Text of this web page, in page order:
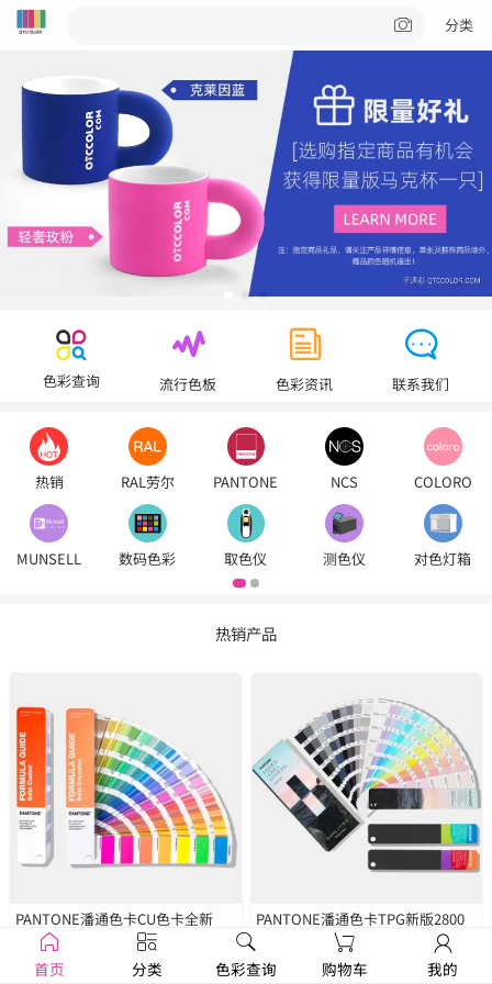
分类
色彩查询 流行色板 色彩资讯 联系我们
热销 RAL劳尔 PANTONE NCS COLORO
MUNSELL 数码色彩 取色仪 测色仪 对色灯箱
热销产品
PANTONE潘通色卡CU色卡全新
2390色
￥1250
PANTONE潘通色卡TPG新版2800
FHIP110C
￥1679
首页 分类 色彩查询 购物车 我的